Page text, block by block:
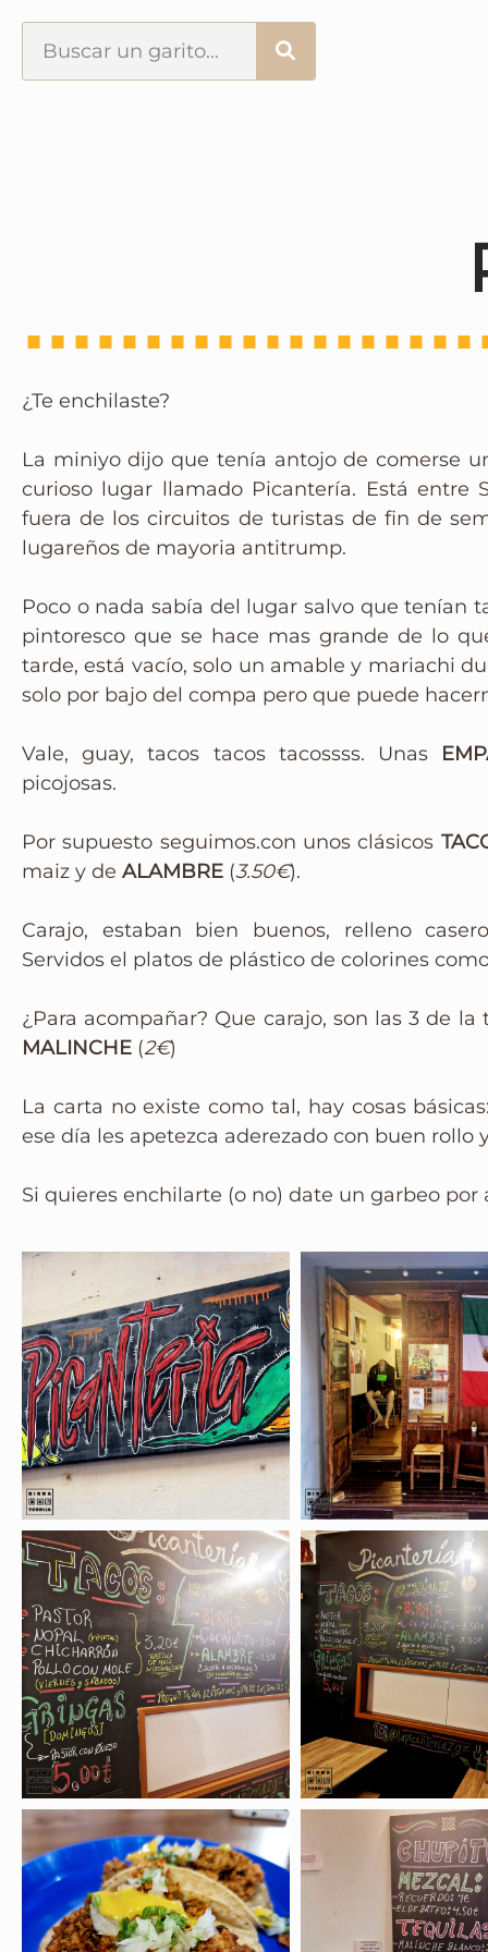
Se me apetece…
Por el mundo
Contactar
Instagram
¿Te enchilaste?
La miniyo dijo que tenía antojo de comerse
curioso lugar llamado Picantería. Está entre
fuera de los circuitos de turistas de fin de
lugareños de mayoria antitrump.
Poco o nada sabía del lugar salvo que tenían
pintoresco que se hace mas grande de lo
tarde, está vacío, solo un amable y mariachi
solo por bajo del compa pero que puede
Vale, guay, tacos tacos tacossss. Unas
picojosas.
Por supuesto seguimos.con unos clásicos
maiz y de ALAMBRE (3.50€).
Carajo, estaban bien buenos, relleno
Servidos el platos de plástico de colorines
¿Para acompañar? Que carajo, son las 3 de
MALINCHE (2€)
La carta no existe como tal, hay cosas
ese día les apetezca aderezado con buen rollo
Si quieres enchilarte (o no) date un garbeo por